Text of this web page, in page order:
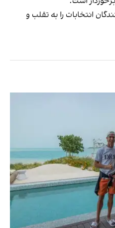
انتخابات را به تقلب و